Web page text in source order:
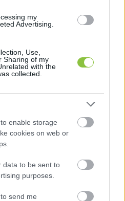
my
Advertising.
Use,
Sharing of my
with the
collected.
enable storage
cookies on web or
data to be sent to
purposes.
send me
témája Huber
Doktori
vállalkozásba
egy kéthektáros
létre a Villányi-
faj viselkedését vizsgálja,
, gránátalma-,
is rendelkezik –